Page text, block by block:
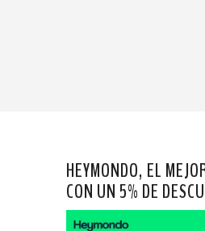
HEYMONDO, EL
CON UN 5% DE